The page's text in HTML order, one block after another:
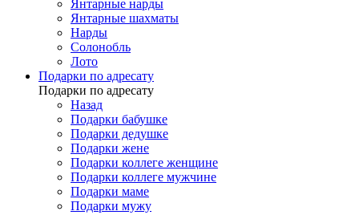
Янтарные нарды
Янтарные шахматы
Нарды
Солонобль
Лото
Подарки по адресату
Подарки по адресату
Назад
Подарки бабушке
Подарки дедушке
Подарки жене
Подарки коллеге женщине
Подарки коллеге мужчине
Подарки маме
Подарки мужу